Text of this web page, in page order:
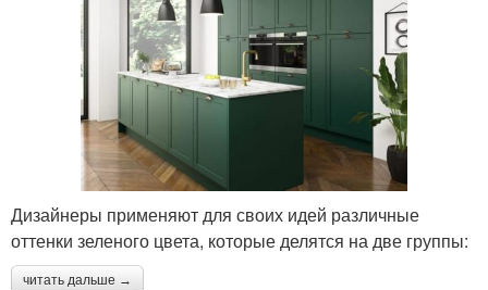
Дизайнеры применяют для своих идей различные
оттенки зеленого цвета, которые делятся на две группы:
читать дальше →